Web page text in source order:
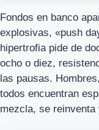
Fondos en banco
explosivas, «push
hipertrofia pide de
ocho o diez,
las pausas.
todos encuentran
mezcla, se